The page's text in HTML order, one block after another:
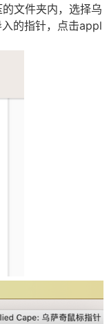
文件夹内，选择乌
的指针，点击appl